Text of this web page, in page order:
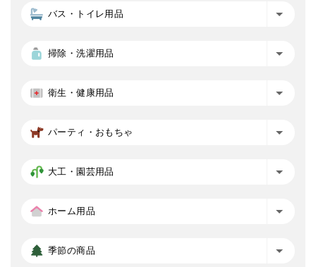
バス・トイレ用品
掃除・洗濯用品
衛生・健康用品
パーティ・おもちゃ
大工・園芸用品
ホーム用品
季節の商品